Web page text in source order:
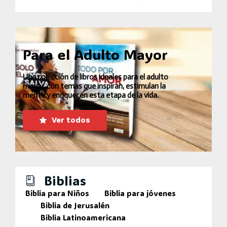
Para el Adulto Mayor
Una colección de libros ideales para el adulto
mayor, con temas que inspiran, estimulan la
mente y enriquecen esta etapa de la vida.
Ver todos
Biblias
Biblia para Niños
Biblia para jóvenes
Biblia de Jerusalén
Biblia Latinoamericana